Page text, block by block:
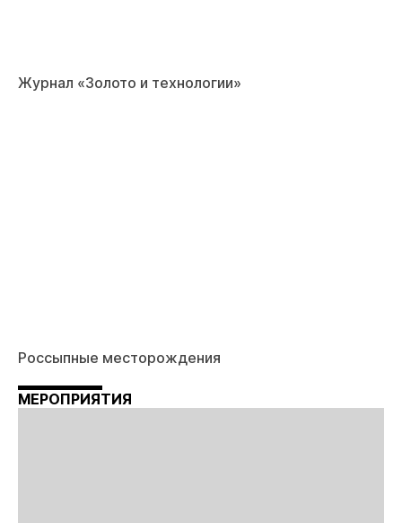
Журнал «Золото и технологии»
Россыпные месторождения
МЕРОПРИЯТИЯ